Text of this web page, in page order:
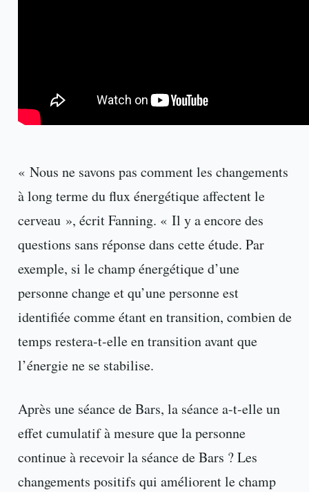
« Nous ne savons pas comment les changements
à long terme du flux énergétique affectent le
cerveau », écrit Fanning. « Il y a encore des
questions sans réponse dans cette étude. Par
exemple, si le champ énergétique d’une
personne change et qu’une personne est
identifiée comme étant en transition, combien de
temps restera-t-elle en transition avant que
l’énergie ne se stabilise.
Après une séance de Bars, la séance a-t-elle un
effet cumulatif à mesure que la personne
continue à recevoir la séance de Bars ? Les
changements positifs qui améliorent le champ